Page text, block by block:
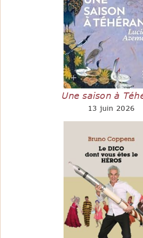
Une saison à
13 juin 2026